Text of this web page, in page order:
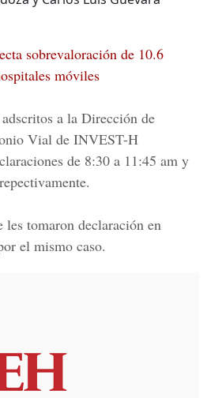
sobrevaloración de 10.6
móviles
a la Dirección de
Vial de INVEST-H
de 8:30 a 11:45 am y
tomaron declaración en
el mismo caso.